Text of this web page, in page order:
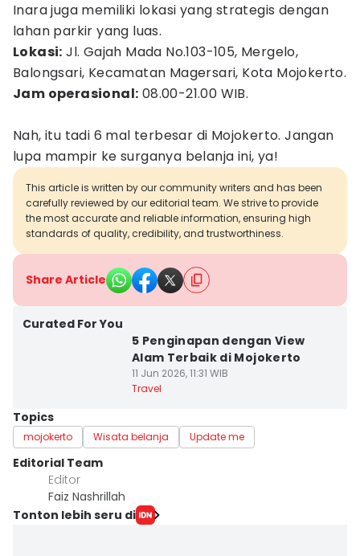
Inara juga memiliki lokasi yang strategis dengan
lahan parkir yang luas.
Lokasi: Jl. Gajah Mada No.103-105, Mergelo,
Balongsari, Kecamatan Magersari, Kota Mojokerto.
Jam operasional: 08.00-21.00 WIB.
Nah, itu tadi 6 mal terbesar di Mojokerto. Jangan
lupa mampir ke surganya belanja ini, ya!
This article is written by our community writers and has been
carefully reviewed by our editorial team. We strive to provide
the most accurate and reliable information, ensuring high
standards of quality, credibility, and trustworthiness.
Share Article
Curated For You
5 Penginapan dengan View
Alam Terbaik di Mojokerto
11 Jun 2026, 11:31 WIB
Travel
Topics
mojokerto Wisata belanja Update me
Editorial Team
Editor
Faiz Nashrillah
Tonton lebih seru di